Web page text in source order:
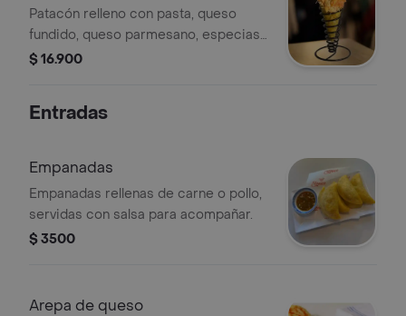
Patacón relleno con pasta, queso
fundido, queso parmesano, especias
y salsa napolitana.
$ 16.900
Entradas
Empanadas
Empanadas rellenas de carne o pollo,
servidas con salsa para acompañar.
$ 3500
Arepa de queso